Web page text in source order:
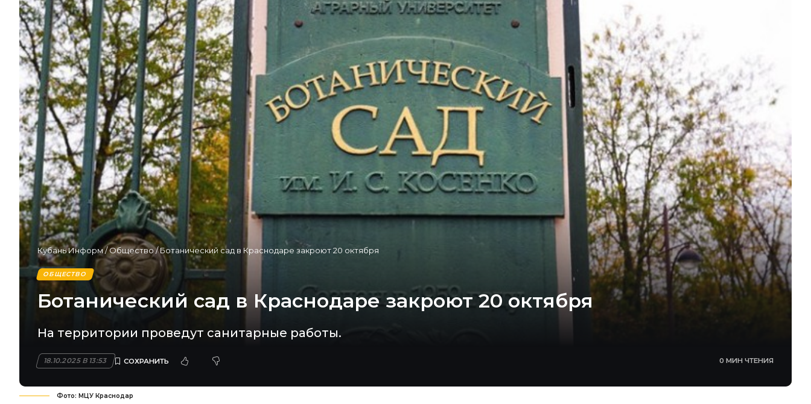
Кубань Информ/Общество/Ботанический сад в Краснодаре закроют 20 октября
ОБЩЕСТВО
Ботанический сад в Краснодаре закроют 20 октября
На территории проведут санитарные работы.
18.10.2025 В 13:53 0 МИН ЧТЕНИЯ
Фото: МЦУ Краснодар